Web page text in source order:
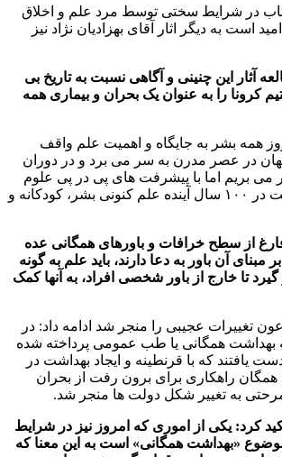
در شرایط سختی توسط مرد علم و اخلاق
است به دیگر اثار آقای بهزادیان نژاد نیز
آثار این چنینی و آگاهی نسبت به تاریخ بی
کرونا را به عنوان یک بحران و بیماری همه
همه بشر به جایگاه و اهمیت علم واقف
در عصر مدرن به سر می برد و در دوران
بریم اما با پیشرفت های پی در پی علوم
می توان انتظار داشت در ۱۰۰ سال آینده علم کنونی بشر، کودکانه و
از سطح خرافات و باورهای همگانی عده
مبنای آن باور به دعا دارند، باید علم به گونه
تا خارج از باور شخصی افراد، به آنها کمک
تغییرات عجیبی را منجر شد ادامه داد: در
بهداشت همگانی یا طب عمومی پرداخته شده
یافتند که با قرنطینه و ایجاد بهداشت در
راهکاری برای برون رفت از بحران
به تغییر شکل دولت ها منجر شد.
کرد: یکی از اموری که امروز نیز در شرایط
«بهداشت همگانی» است به این معنا که